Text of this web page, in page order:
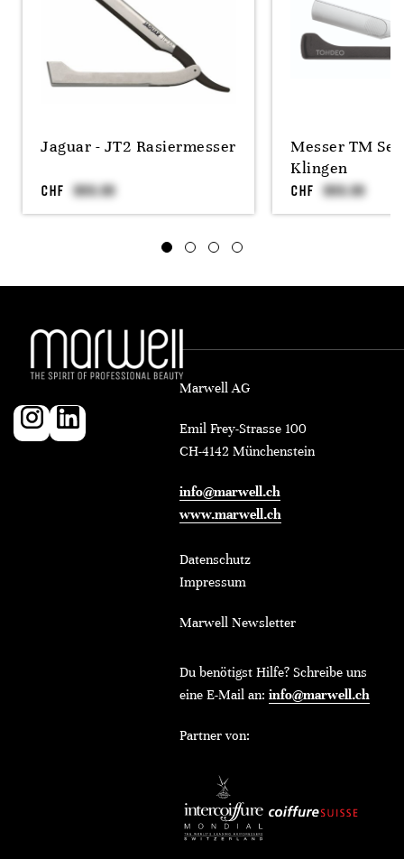
Jaguar - JT2 Rasiermesser
CHF
Messer TM
Klingen
CHF
Marwell AG
Emil Frey-Strasse 100
CH-4142 Münchenstein
info@marwell.ch
www.marwell.ch
Datenschutz
Impressum
Marwell Newsletter
Du benötigst Hilfe? Schreibe uns
eine E-Mail an: info@marwell.ch
Partner von: